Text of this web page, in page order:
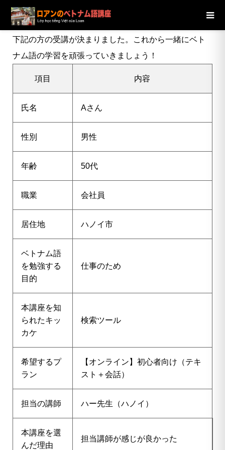
ブログ
しました
下記の方の受講が決まりました。これから一緒にベト
ナム語の学習を頑張っていきましょう！
項目 内容
氏名 Aさん
性別 男性
年齢 50代
職業 会社員
居住地 ハノイ市
ベトナム語
を勉強する
目的
仕事のため
本講座を知
られたキッ
カケ
検索ツール
希望するプ
ラン
【オンライン】初心者向け（テキ
スト＋会話）
担当の講師 ハー先生（ハノイ）
本講座を選
んだ理由
担当講師が感じが良かった